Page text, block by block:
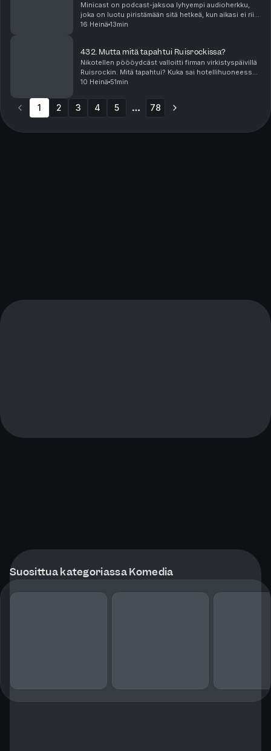
Minicast on podcast-jaksoa lyhyempi audioherkku,
joka on luotu piristämään sitä hetkeä, kun aikasi ei riitä
pitkään, yhtäjaksoiseen keskittymiseen. Minicastit
16 Heinä 13min
432. Mutta mitä tapahtui Ruisrockissa?
Nikotellen pöööydcäst valloitti firman virkistyspäivillä
Ruisrockin. Mitä tapahtui? Kuka sai hotellihuoneessa?
Kenen ilta meni vesibussin jonossa ja millaiset jatkot
10 Heinä 51min
1 2 3 4 5 78
Suosittua kategoriassa Komedia